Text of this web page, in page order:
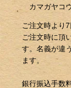
カマガヤコ
ご注文時より
ご注文時に頂
す。名義が違
ます。
銀行振込手数